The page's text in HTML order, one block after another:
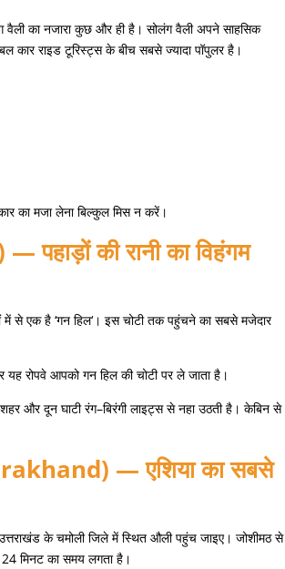
वैली का नजारा कुछ और ही है। सोलंग वैली अपने साहसिक
कार राइड टूरिस्ट्स के बीच सबसे ज्यादा पॉपुलर है।
का मजा लेना बिल्कुल मिस न करें।
—पहाड़ोंकीरानीकाविहंगम
में से एक है ‘गन हिल‘। इस चोटी तक पहुंचने का सबसे मजेदार
रोपवे आपको गन हिल की चोटी पर ले जाता है।
शहर और दून घाटी रंग–बिरंगी लाइट्स से नहा उठती है। केबिन से
—एशियाकासबसे
के चमोली जिले में स्थित औली पहुंच जाइए। जोशीमठ से
मिनट का समय लगता है।